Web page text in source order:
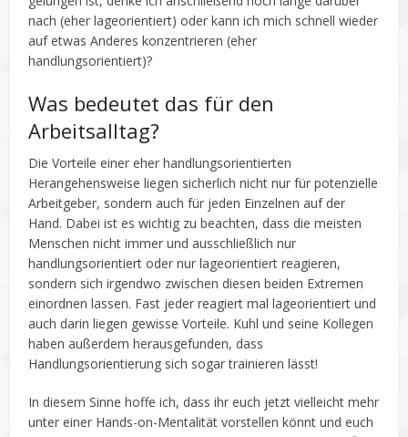
nach (eher lageorientiert) oder kann ich mich schnell wieder
auf etwas Anderes konzentrieren (eher
handlungsorientiert)?
Was bedeutet das für den
Arbeitsalltag?
Die Vorteile einer eher handlungsorientierten
Herangehensweise liegen sicherlich nicht nur für potenzielle
Arbeitgeber, sondern auch für jeden Einzelnen auf der
Hand. Dabei ist es wichtig zu beachten, dass die meisten
Menschen nicht immer und ausschließlich nur
handlungsorientiert oder nur lageorientiert reagieren,
sondern sich irgendwo zwischen diesen beiden Extremen
einordnen lassen. Fast jeder reagiert mal lageorientiert und
auch darin liegen gewisse Vorteile. Kuhl und seine Kollegen
haben außerdem herausgefunden, dass
Handlungsorientierung sich sogar trainieren lässt!
In diesem Sinne hoffe ich, dass ihr euch jetzt vielleicht mehr
unter einer Hands-on-Mentalität vorstellen könnt und euch